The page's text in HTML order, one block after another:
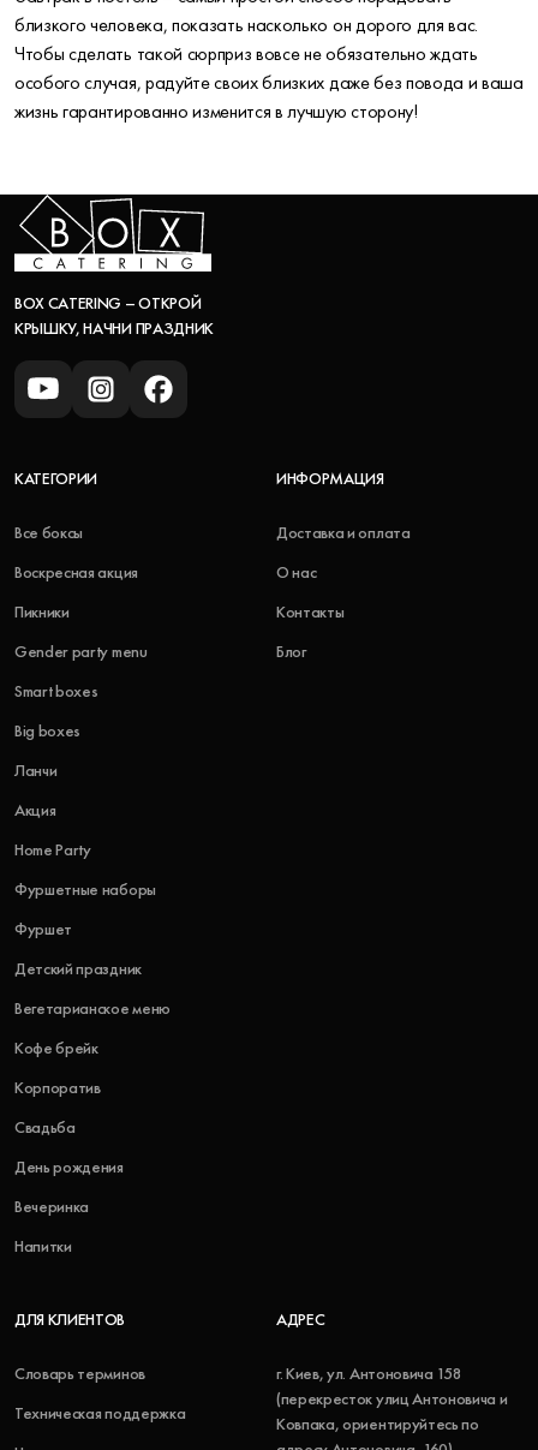
близкого человека, показать насколько он дорого для вас.
Чтобы сделать такой сюрприз вовсе не обязательно ждать
особого случая, радуйте своих близких даже без повода и ваша
жизнь гарантированно изменится в лучшую сторону!
BOX CATERING – ОТКРОЙ
КРЫШКУ, НАЧНИ ПРАЗДНИК
КАТЕГОРИИ
Все боксы
Воскресная акция
Пикники
Gender party menu
Smart boxes
Big boxes
Ланчи
Акция
Home Party
Фуршетные наборы
Фуршет
Детский праздник
Вегетарианское меню
Кофе брейк
Корпоратив
Свадьба
День рождения
Вечеринка
Напитки
ИНФОРМАЦИЯ
Доставка и оплата
О нас
Контакты
Блог
ДЛЯ КЛИЕНТОВ
Словарь терминов
Техническая поддержка
АДРЕС
г. Киев, ул. Антоновича 158
(перекресток улиц Антоновича и
Ковпака, ориентируйтесь по